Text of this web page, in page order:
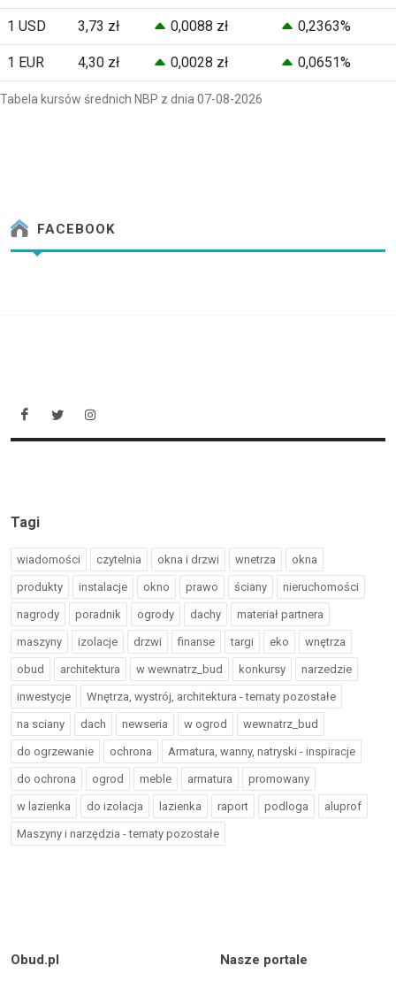
Tabela kursów średnich NBP z dnia 07-08-2026
1 USD 3,73 zł 0,0088 zł 0,2363%
1 EUR 4,30 zł 0,0028 zł 0,0651%
FACEBOOK
Tagi
wiadomości czytelnia okna i drzwi wnetrza okna
produkty instalacje okno prawo ściany nieruchomości
nagrody poradnik ogrody dachy materiał partnera
maszyny izolacje drzwi finanse targi eko wnętrza
obud architektura w wewnatrz_bud konkursy narzedzie
inwestycje Wnętrza, wystrój, architektura - tematy pozostałe
na sciany dach newseria w ogrod wewnatrz_bud
do ogrzewanie ochrona Armatura, wanny, natryski - inspiracje
do ochrona ogrod meble armatura promowany
w lazienka do izolacja lazienka raport podloga aluprof
Maszyny i narzędzia - tematy pozostałe
Obud.pl Nasze portale